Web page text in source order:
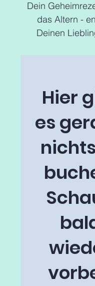
Dein
das Altern -
Deinen
Hier
es